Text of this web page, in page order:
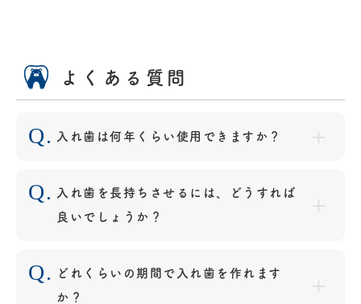
よくある質問
入れ歯は何年くらい使用できますか？
入れ歯を長持ちさせるには、どうすれば
良いでしょうか？
どれくらいの期間で入れ歯を作れます
か？